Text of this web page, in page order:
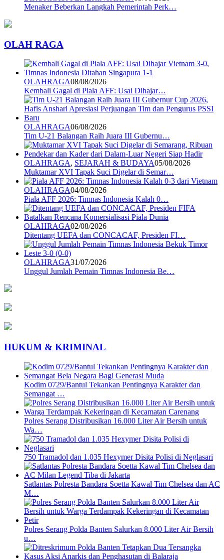
Menaker Beberkan Langkah Pemerintah Perk…
OLAH RAGA
OLAHRAGA08/08/2026
Kembali Gagal di Piala AFF: Usai Dihajar…
OLAHRAGA06/08/2026
Tim U-21 Balangan Raih Juara III Gubernu…
OLAHRAGA, SEJARAH & BUDAYA05/08/2026
Muktamar XVI Tapak Suci Digelar di Semar…
OLAHRAGA04/08/2026
Piala AFF 2026: Timnas Indonesia Kalah 0…
OLAHRAGA02/08/2026
Ditentang UEFA dan CONCACAF, Presiden FI…
OLAHRAGA31/07/2026
Unggul Jumlah Pemain Timnas Indonesia Be…
HUKUM & KRIMINAL
Kodim 0729/Bantul Tekankan Pentingnya Karakter dan
Semangat …
Polres Serang Distribusikan 16.000 Liter Air Bersih untuk
Wa…
750 Tramadol dan 1.035 Hexymer Disita Polisi di Neglasari
Satlantas Polresta Bandara Soetta Kawal Tim Chelsea dan AC
M…
Polres Serang Polda Banten Salurkan 8.000 Liter Air Bersih
u…